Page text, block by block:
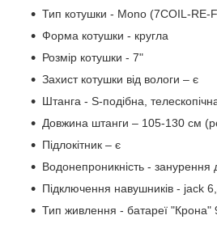
Тип котушки - Mono (7COIL-RE-
Форма котушки - кругла
Розмір котушки - 7"
Захист котушки від вологи – є
Штанга - S-подібна,
Довжина штанги – 105-130 см
Підлокітник – є
Водонепроникність - занурення
Підключення навушників - jack
Тип живлення - батареї "Крона"